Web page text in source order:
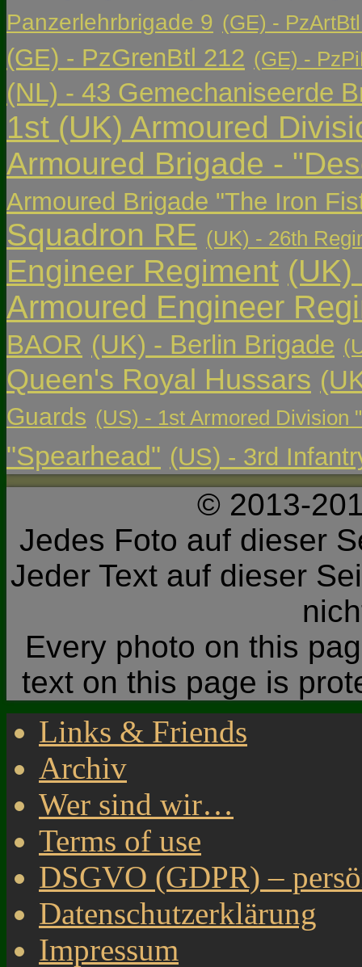
Panzerlehrbrigade 9 (GE) -
(GE) - PzGrenBtl 212 (GE) -
(NL) - 43 Gemechaniseerde
1st (UK) Armoured
Armoured Brigade -
Armoured Brigade "The Iron
Squadron RE (UK) - 26th
Engineer Regiment
Armoured Engineer
BAOR (UK) - Berlin Brigade
Queen's Royal Hussars
Guards (US) - 1st Armored Division
"Spearhead" (US) - 3rd
© 2013-
Jedes Foto auf dieser
Jeder Text auf dieser
Every photo on this
text on this page is
Links & Friends
Archiv
Wer sind wir…
Terms of use
DSGVO (GDPR) –
Datenschutzerklärung
Impressum